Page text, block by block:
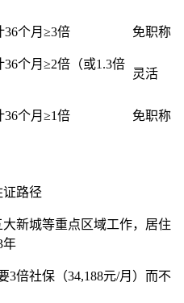
36个月≥3倍 免职称
36个月≥2倍（或1.3倍
灵活
36个月≥1倍 免职称
证路径
新城等重点区域工作，居住
年
3倍社保（34,188元/月）而不